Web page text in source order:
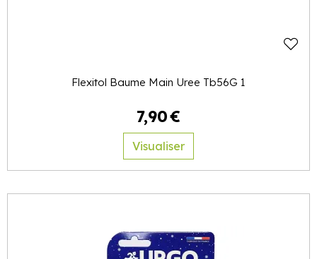
Flexitol Baume Main Uree Tb56G 1
7,90€
Visualiser